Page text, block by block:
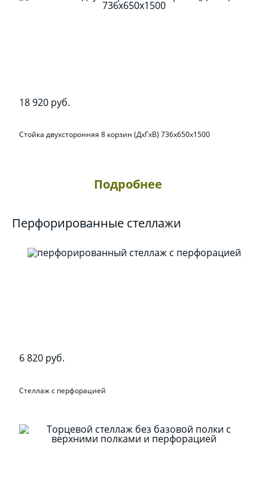
Подробнее
18 920 руб.
Стойка двухсторонняя 8 корзин (ДхГхВ) 736х650х1500
Перфорированные стеллажи
6 820 руб.
Стеллаж с перфорацией